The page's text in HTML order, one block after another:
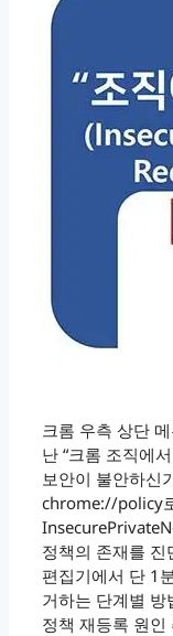
크롬 우측 상단
난 “크롬 조직에
보안이 불안하신
chrome://policy
정책의 존재를 진
편집기에서 단 1
거하는 단계별 방
정책 재등록 원